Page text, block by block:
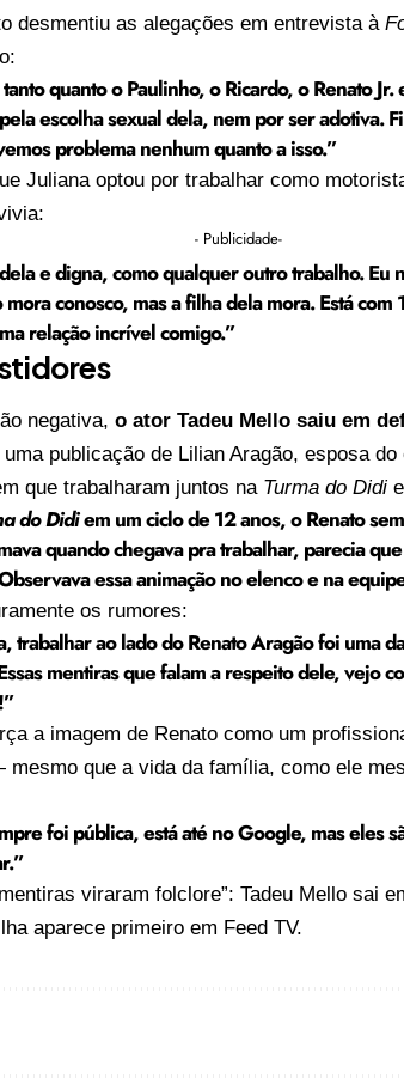
desmentiu as alegações em entrevista à
quanto o Paulinho, o Ricardo, o Renato
escolha sexual dela, nem por ser adotiva.
problema nenhum quanto a isso.”
Juliana optou por trabalhar como
- Publicidade-
e digna, como qualquer outro trabalho. Eu
mora conosco, mas a filha dela mora. Está
relação incrível comigo.”
negativa, o ator Tadeu Mello saiu em
publicação de Lilian Aragão, esposa do
que trabalharam juntos na Turma do Didi
do Didiem um ciclo de 12 anos, o Renato
quando chegava pra trabalhar, parecia
essa animação no elenco e na
os rumores:
trabalhar ao lado do Renato Aragão foi uma
mentiras que falam a respeito dele, vejo
a imagem de Renato como um
que a vida da família, como ele
foi pública, está até no Google, mas eles
viraram folclore”: Tadeu Mello sai
aparece primeiro em Feed TV.